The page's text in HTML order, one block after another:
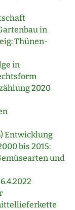
in
Thünen-
in
2020
Entwicklung
bis 2015:
und